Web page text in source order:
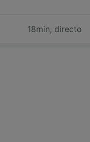
18min, directo